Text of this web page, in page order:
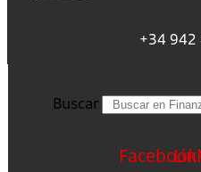
+34 942
Buscar
Facebook